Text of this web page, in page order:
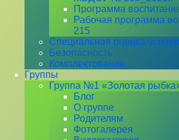
Программа
Рабочая программа
215
Специальная оценка
Безопасность
Комплектование
Группы
Группа №1 «Золотая
Блог
О группе
Родителям
Фотогалерея